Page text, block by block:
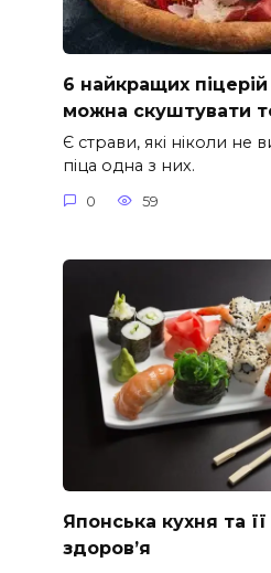
6 найкращих
можна скуштувати
Є страви, які ніколи не
піца одна з них.
0 59
Японська кухня та
здоров’я